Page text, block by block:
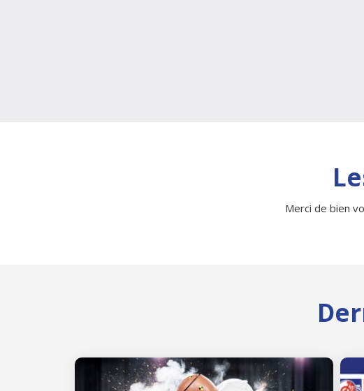
Merci de bien